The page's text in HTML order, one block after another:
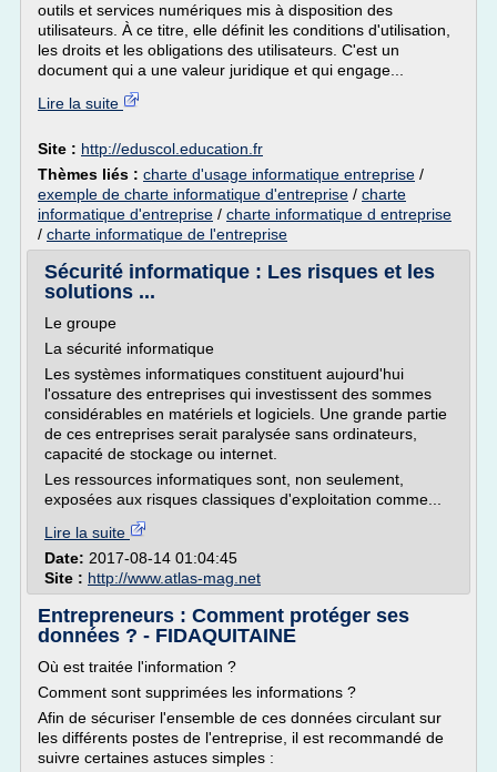
outils et services numériques mis à disposition des
utilisateurs. À ce titre, elle définit les conditions d'utilisation,
les droits et les obligations des utilisateurs. C'est un
document qui a une valeur juridique et qui engage...
Lire la suite
Site : http://eduscol.education.fr
Thèmes liés : charte d'usage informatique entreprise /
exemple de charte informatique d'entreprise / charte
informatique d'entreprise / charte informatique d entreprise
/ charte informatique de l'entreprise
Sécurité informatique : Les risques et les
solutions ...
Le groupe
La sécurité informatique
Les systèmes informatiques constituent aujourd'hui
l'ossature des entreprises qui investissent des sommes
considérables en matériels et logiciels. Une grande partie
de ces entreprises serait paralysée sans ordinateurs,
capacité de stockage ou internet.
Les ressources informatiques sont, non seulement,
exposées aux risques classiques d'exploitation comme...
Lire la suite
Date: 2017-08-14 01:04:45
Site : http://www.atlas-mag.net
Entrepreneurs : Comment protéger ses
données ? - FIDAQUITAINE
Où est traitée l'information ?
Comment sont supprimées les informations ?
Afin de sécuriser l'ensemble de ces données circulant sur
les différents postes de l'entreprise, il est recommandé de
suivre certaines astuces simples :